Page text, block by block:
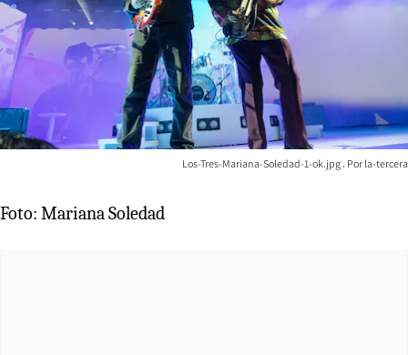
Los-Tres-Mariana-Soledad-1-ok.jpg la-tercera
Foto: Mariana Soledad